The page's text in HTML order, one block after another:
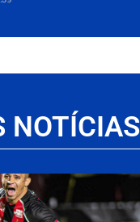
NOTÍCIAS